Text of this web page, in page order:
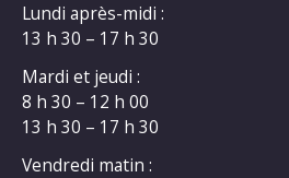
Lundi après-midi :
13 h 30 – 17 h 30
Mardi et jeudi :
8 h 30 – 12 h 00
13 h 30 – 17 h 30
Vendredi matin :